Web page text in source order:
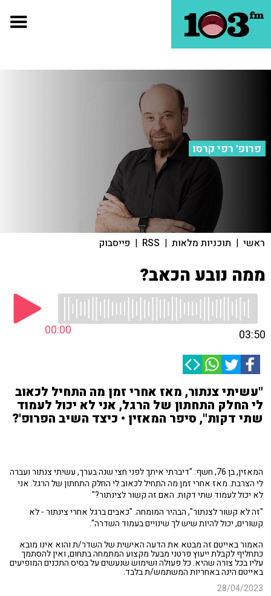
פרופ' רפי קרסו
ראשי | תוכניות מלאות |
RSS
| פייסבוק
ממה נובע הכאב?
00:00 03:50
"עשיתי צנתור, מאז אחרי זמן מה התחיל לכאוב
לי החלק התחתון של הרגל, אני לא יכול לעמוד
שתי דקות", סיפר המאזין • כיצד השיב הפרופ'?
המאזין, בן 76, חשף: "דיברתי איתך לפני חצי שנה בערך, עשיתי צנתור ועברה
לי הצרבת. מאז אחרי זמן מה התחיל לכאוב לי החלק התחתון של הרגל. אני
לא יכול לעמוד שתי דקות. האם זה קשור לצינתור?"
"זה לא קשור לצנתור", הבהיר המומחה. "כאבים ברגל אחרי צינתור - לא
קשורים, יכול להיות שיש לך שינויים בעמוד השדרה".
האמור באייטם זה מבטא את הדעה האישית של השדר/ת והוא אינו מובא
כתחליף לקבלת ייעוץ פרטני מבעל מקצוע המתמחה בתחום, ואין להסתמך
עליו בכל צורה שהיא. כל פעולה ושימוש שנעשים על בסיס התכנים המופיעים
באייטם הינה באחריות המשתמש/ת בלבד.
28/04/2023